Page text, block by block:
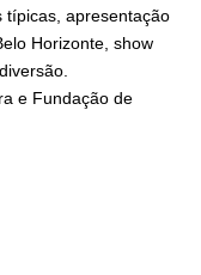
típicas, apresentação
Horizonte, show
e Fundação de